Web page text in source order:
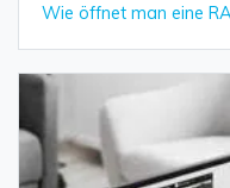
Wie öffnet man eine